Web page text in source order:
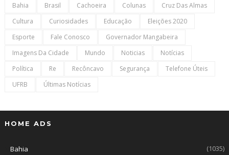
Bahia Brasil Cachoeira Colunas
Cruz Das Almas
Cultura
Curiosidades Educação
Eleições 2020
Esporte
Fale Conosco
Governador Mangabeira
Imagens Da Cidade
Mundo Noticias
Notícias
Política
Re Recôncavo Segurança
Telefone Úteis
UFRB
Últimas Notícias
HOME ADS
Bahia
(1035)